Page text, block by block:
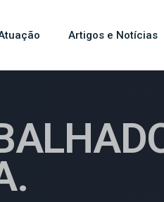
Artigos e Notícias